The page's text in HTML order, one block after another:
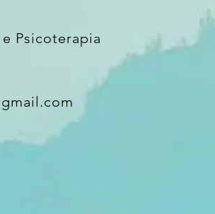
Psicoterapia